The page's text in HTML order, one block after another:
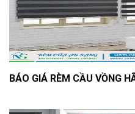
BÁO GIÁ RÈM CẦU VỒNG